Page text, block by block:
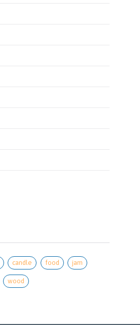
candle food jam
wood